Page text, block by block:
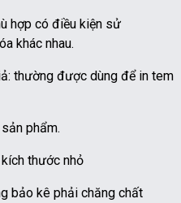
hợp có điều kiện sử
khác nhau.
thường được dùng để in tem
phẩm.
thước nhỏ
bảo kê phải chăng chất